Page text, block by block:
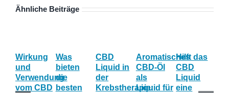
Ähnliche Beiträge
Wirkung
und
Verwendung
vom CBD
Was
bieten
die
besten
CBD
Liquid in
der
Krebstherapie:
Aromatisches
CBD-Öl
als
Liquid für
Hilft das
CBD
Liquid
eine